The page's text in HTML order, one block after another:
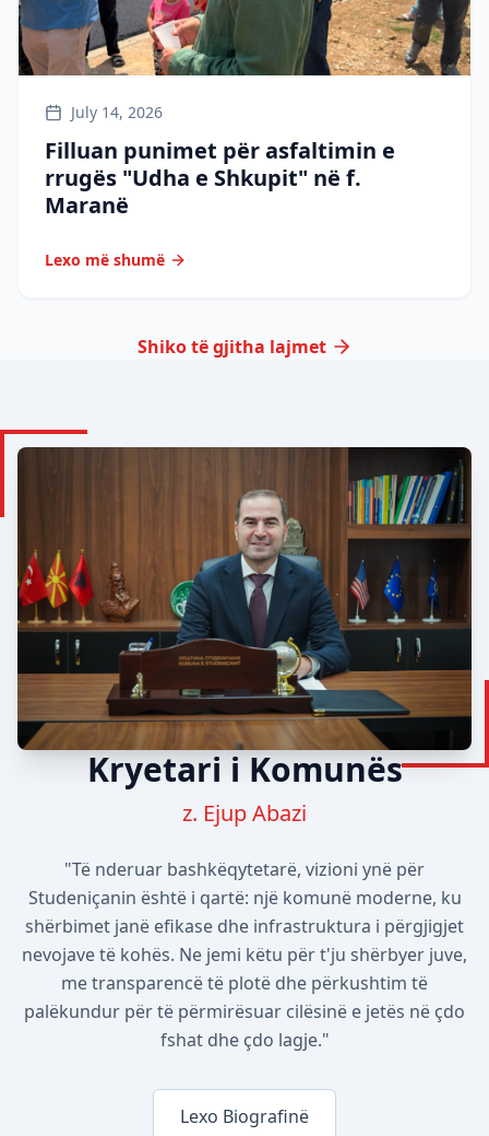
July 14, 2026
Filluan punimet për asfaltimin e
rrugës "Udha e Shkupit" në f.
Maranë
Lexo më shumë
Shiko të gjitha lajmet
Kryetari i Komunës
z. Ejup Abazi
"Të nderuar bashkëqytetarë, vizioni ynë për
Studeniçanin është i qartë: një komunë moderne, ku
shërbimet janë efikase dhe infrastruktura i përgjigjet
nevojave të kohës. Ne jemi këtu për t'ju shërbyer juve,
me transparencë të plotë dhe përkushtim të
palëkundur për të përmirësuar cilësinë e jetës në çdo
fshat dhe çdo lagje."
Lexo Biografinë